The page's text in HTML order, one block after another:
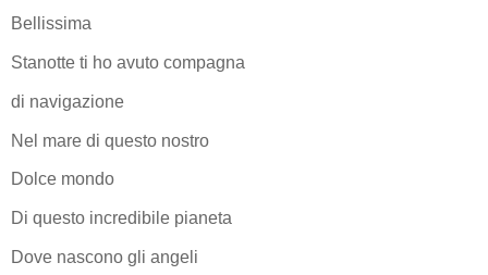
Bellissima
Stanotte ti ho avuto compagna
di navigazione
Nel mare di questo nostro
Dolce mondo
Di questo incredibile pianeta
Dove nascono gli angeli